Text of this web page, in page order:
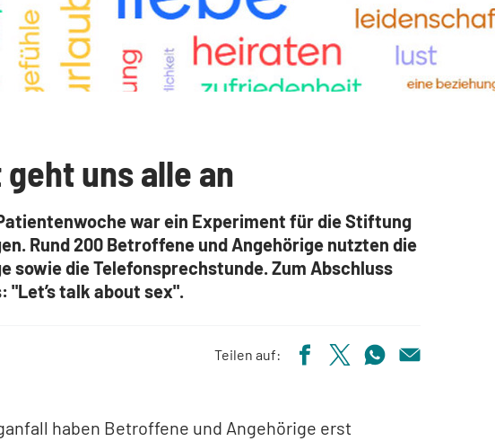
uns alle an
war ein Experiment für die Stiftung
Rund 200 Betroffene und Angehörige nutzten die
sowie die Telefonsprechstunde. Zum Abschluss
"Let’s talk about sex".
Teilen auf:
haben Betroffene und Angehörige erst